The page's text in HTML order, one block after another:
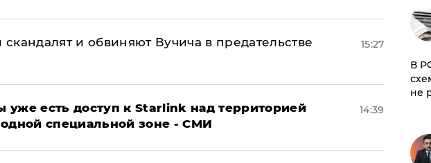
скандалят и обвиняют Вучича в предательстве
15:27
уже есть доступ к Starlink над территорией
специальной зоне - СМИ
14:39
​В
не